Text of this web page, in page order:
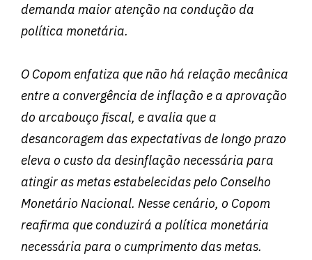
demanda maior atenção na condução da
política monetária.
O Copom enfatiza que não há relação mecânica
entre a convergência de inflação e a aprovação
do arcabouço fiscal, e avalia que a
desancoragem das expectativas de longo prazo
eleva o custo da desinflação necessária para
atingir as metas estabelecidas pelo Conselho
Monetário Nacional. Nesse cenário, o Copom
reafirma que conduzirá a política monetária
necessária para o cumprimento das metas.